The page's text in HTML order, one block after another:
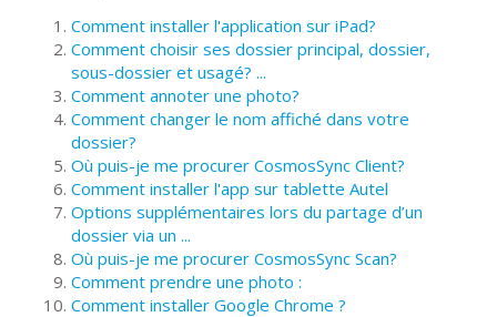
Comment installer l'application sur iPad?
Comment choisir ses dossier principal, dossier,
sous-dossier et usagé? ...
Comment annoter une photo?
Comment changer le nom affiché dans votre
dossier?
Où puis-je me procurer CosmosSync Client?
Comment installer l'app sur tablette Autel
Options supplémentaires lors du partage d’un
dossier via un ...
Où puis-je me procurer CosmosSync Scan?
Comment prendre une photo :
Comment installer Google Chrome ?